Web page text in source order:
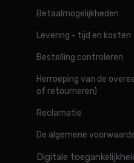
Betaalmogelijkheden
Levering - tijd en kosten
Bestelling controleren
Herroeping van de
of retourneren)
Reclamatie
De algemene
Digitale